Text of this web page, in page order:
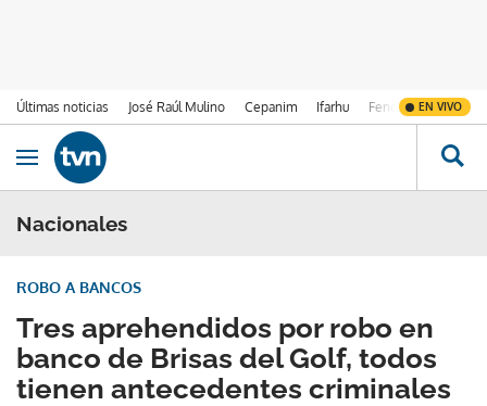
Últimas noticias José Raúl Mulino Cepanim Ifarhu Fenómeno de El
EN VIVO
Ir al contenido
Obrir navegació
Nacionales
Tres aprehendidos por robo en
banco de Brisas del Golf, todos
tienen antecedentes criminales
ROBO A BANCOS